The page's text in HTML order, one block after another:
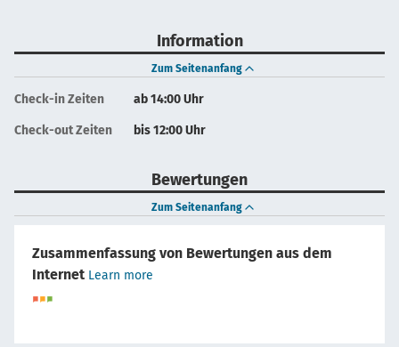
Information
Zum Seitenanfang
Check-in Zeiten ab 14:00 Uhr
Check-out Zeiten bis 12:00 Uhr
Bewertungen
Zum Seitenanfang
Zusammenfassung von Bewertungen aus dem
Internet Learn more